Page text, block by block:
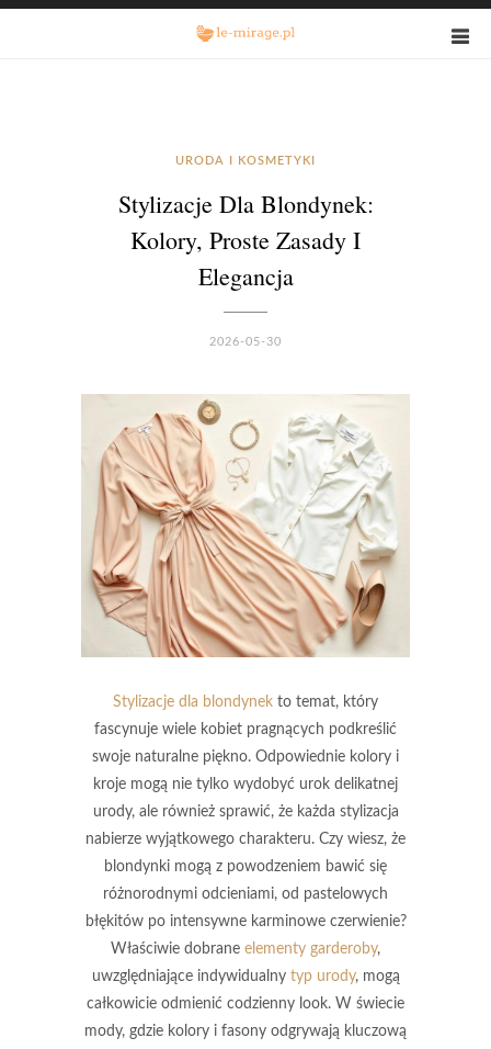
URODA I KOSMETYKI
Stylizacje Dla Blondynek:
Kolory, Proste Zasady I
Elegancja
2026-05-30
Stylizacje dla blondynek to temat, który
fascynuje wiele kobiet pragnących podkreślić
swoje naturalne piękno. Odpowiednie kolory i
kroje mogą nie tylko wydobyć urok delikatnej
urody, ale również sprawić, że każda stylizacja
nabierze wyjątkowego charakteru. Czy wiesz, że
blondynki mogą z powodzeniem bawić się
różnorodnymi odcieniami, od pastelowych
błękitów po intensywne karminowe czerwienie?
Właściwie dobrane elementy garderoby,
uwzględniające indywidualny typ urody, mogą
całkowicie odmienić codzienny look. W świecie
mody, gdzie kolory i fasony odgrywają kluczową